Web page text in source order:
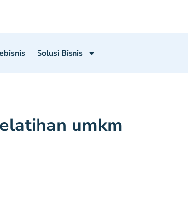
Solusi Bisnis
umkm